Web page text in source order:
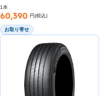
1本
60,390 円(税込)
お取り寄せ